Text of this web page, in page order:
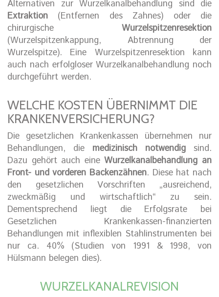
Alternativen zur Wurzelkanalbehandlung sind die
Extraktion (Entfernen des Zahnes) oder die
chirurgische Wurzelspitzenresektion
(Wurzelspitzenkappung, Abtrennung der
Wurzelspitze). Eine Wurzelspitzenresektion kann
auch nach erfolgloser Wurzelkanalbehandlung noch
durchgeführt werden.
WELCHE KOSTEN ÜBERNIMMT DIE
KRANKENVERSICHERUNG?
Die gesetzlichen Krankenkassen übernehmen nur
Behandlungen, die medizinisch notwendig sind.
Dazu gehört auch eineWurzelkanalbehandlung an
Front- und vorderen Backenzähnen. Diese hat nach
den gesetzlichen Vorschriften „ausreichend,
zweckmäßig und wirtschaftlich“ zu sein.
Dementsprechend liegt die Erfolgsrate bei
Gesetzlichen Krankenkassen-finanzierten
Behandlungen mit inflexiblen Stahlinstrumenten bei
nur ca. 40% (Studien von 1991 & 1998, von
Hülsmann belegen dies).
WURZELKANALREVISION